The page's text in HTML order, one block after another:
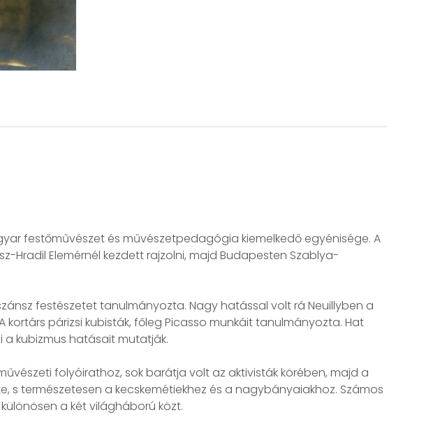
festőművészet és művészetpedagógia kiemelkedő egyénisége. A
Hradil Elemérnél kezdett rajzolni, majd Budapesten Szablya-
festészetet tanulmányozta. Nagy hatással volt rá Neuillyben a
párizsi kubisták, főleg Picasso munkáit tanulmányozta. Hat
kubizmus hatásait mutatják.
folyóirathoz, sok barátja volt az aktivisták körében, majd a
s természetesen a kecskemétiekhez és a nagybányaiakhoz. Számos
a két világháború közt.